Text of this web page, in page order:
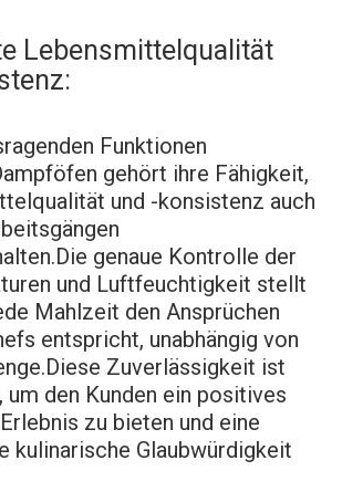
Lebensmittelqualität
Funktionen
gehört ihre Fähigkeit,
und -konsistenz auch
genaue Kontrolle der
und Luftfeuchtigkeit stellt
Mahlzeit den Ansprüchen
entspricht, unabhängig von
Zuverlässigkeit ist
um den Kunden ein positives
zu bieten und eine
kulinarische Glaubwürdigkeit